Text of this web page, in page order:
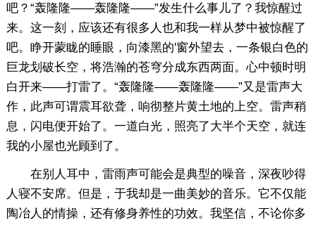
吧？“轰隆隆——轰隆隆——”发生什么事儿了？我惊醒过
来。这一刻，应该还有很多人也和我一样从梦中被惊醒了
吧。睁开蒙眬的睡眼，向漆黑的'窗外望去，一条银白色的
巨龙划破长空，将浩瀚的苍穹分成东西两面。心中顿时明
白开来——打雷了。“轰隆隆——轰隆隆——”又是雷声大
作，此声可谓震耳欲聋，响彻整片黄土地的上空。雷声稍
息，闪电便开始了。一道白光，照亮了大半个天空，就连
我的小屋也光顾到了。
在别人耳中，雷雨声可能会是典型的噪音，深夜吵得
人寝不安席。但是，于我却是一曲美妙的音乐。它不仅能
陶冶人的情操，还有修身养性的功效。我坚信，不论你多